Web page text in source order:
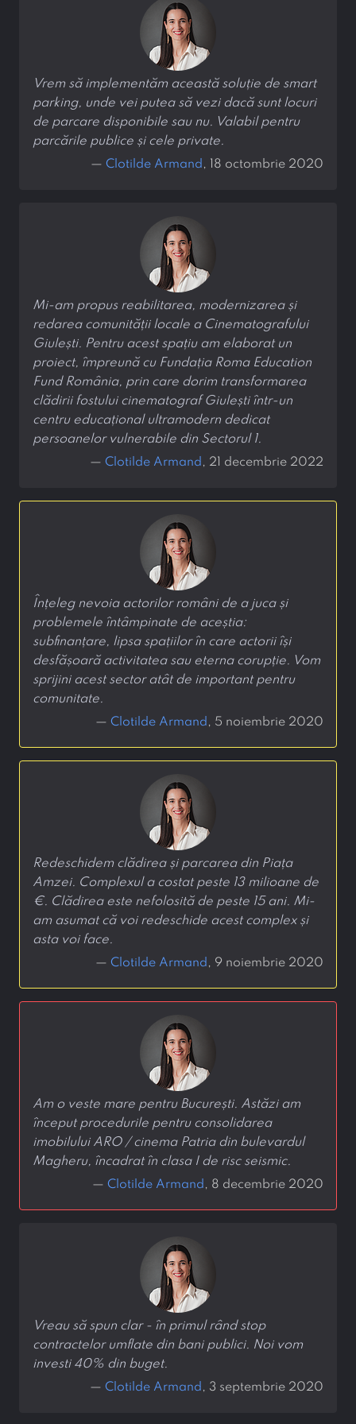
Vrem să implementăm această soluție de smart
parking, unde vei putea să vezi dacă sunt locuri
de parcare disponibile sau nu. Valabil pentru
parcările publice și cele private.
— Clotilde Armand , 18 octombrie 2020
Mi-am propus reabilitarea, modernizarea și
redarea comunității locale a Cinematografului
Giulești. Pentru acest spațiu am elaborat un
proiect, împreună cu Fundația Roma Education
Fund România, prin care dorim transformarea
clădirii fostului cinematograf Giulești într-un
centru educațional ultramodern dedicat
persoanelor vulnerabile din Sectorul 1.
— Clotilde Armand , 21 decembrie 2022
Înțeleg nevoia actorilor români de a juca și
problemele întâmpinate de aceștia:
subfinanțare, lipsa spațiilor în care actorii își
desfășoară activitatea sau eterna corupție. Vom
sprijini acest sector atât de important pentru
comunitate.
— Clotilde Armand , 5 noiembrie 2020
Redeschidem clădirea și parcarea din Piața
Amzei. Complexul a costat peste 13 milioane de
€. Clădirea este nefolosită de peste 15 ani. Mi-
am asumat că voi redeschide acest complex și
asta voi face.
— Clotilde Armand , 9 noiembrie 2020
Am o veste mare pentru București. Astăzi am
început procedurile pentru consolidarea
imobilului ARO / cinema Patria din bulevardul
Magheru, încadrat în clasa I de risc seismic.
— Clotilde Armand , 8 decembrie 2020
Vreau să spun clar - în primul rând stop
contractelor umflate din bani publici. Noi vom
investi 40% din buget.
— Clotilde Armand , 3 septembrie 2020